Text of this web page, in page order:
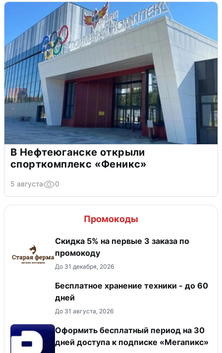
В Нефтеюганске открыли
спорткомплекс «Феникс»
5 августа 0
Промокоды
Скидка 5% на первые 3 заказа по
промокоду
До 31 декабря, 2026
Бесплатное хранение техники - до 60
дней
До 31 августа, 2026
Оформить бесплатный период на 30
дней доступа к подписке «Мегапикс»